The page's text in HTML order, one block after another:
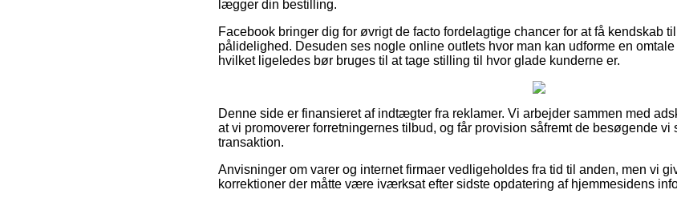
lægger din bestilling.
Facebook bringer dig for øvrigt de facto fordelagtige chancer for at få kendskab
pålidelighed. Desuden ses nogle online outlets hvor man kan udforme en
hvilket ligeledes bør bruges til at tage stilling til hvor glade kunderne er.
Denne side er finansieret af indtægter fra reklamer. Vi arbejder sammen med
at vi promoverer forretningernes tilbud, og får provision såfremt de besøgende vi
transaktion.
Anvisninger om varer og internet firmaer vedligeholdes fra tid til anden, men vi
korrektioner der måtte være iværksat efter sidste opdatering af hjemmesidens